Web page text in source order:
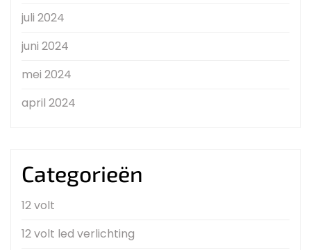
juli 2024
juni 2024
mei 2024
april 2024
Categorieën
12 volt
12 volt led verlichting